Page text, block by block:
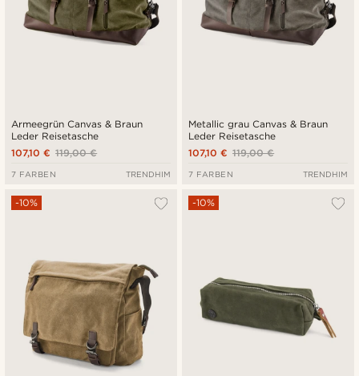
Armeegrün Canvas & Braun
Leder Reisetasche
119,00 €
107,10 €
7 FARBEN TRENDHIM
Metallic grau Canvas & Braun
Leder Reisetasche
119,00 €
107,10 €
7 FARBEN TRENDHIM
-10% -10%